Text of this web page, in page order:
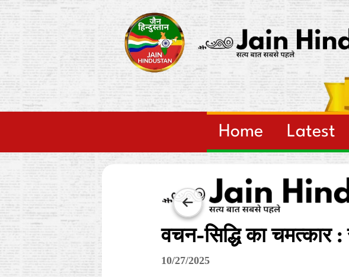
Home Latest
वचन-सिद्धि का चमत्कार
10/27/2025